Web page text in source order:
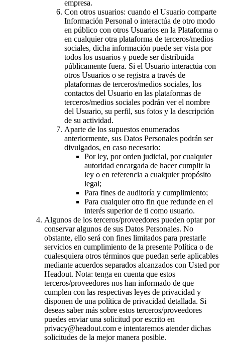
empresa.
Con otros usuarios: cuando el Usuario comparte
Información Personal o interactúa de otro modo
en público con otros Usuarios en la Plataforma o
en cualquier otra plataforma de terceros/medios
sociales, dicha información puede ser vista por
todos los usuarios y puede ser distribuida
públicamente fuera. Si el Usuario interactúa con
otros Usuarios o se registra a través de
plataformas de terceros/medios sociales, los
contactos del Usuario en las plataformas de
terceros/medios sociales podrán ver el nombre
del Usuario, su perfil, sus fotos y la descripción
de su actividad.
Aparte de los supuestos enumerados
anteriormente, sus Datos Personales podrán ser
divulgados, en caso necesario:
Por ley, por orden judicial, por cualquier
autoridad encargada de hacer cumplir la
ley o en referencia a cualquier propósito
legal;
Para fines de auditoría y cumplimiento;
Para cualquier otro fin que redunde en el
interés superior de ti como usuario.
Algunos de los terceros/proveedores pueden optar por
conservar algunos de sus Datos Personales. No
obstante, ello será con fines limitados para prestarle
servicios en cumplimiento de la presente Política o de
cualesquiera otros términos que puedan serle aplicables
mediante acuerdos separados alcanzados con Usted por
Headout. Nota: tenga en cuenta que estos
terceros/proveedores nos han informado de que
cumplen con las respectivas leyes de privacidad y
disponen de una política de privacidad detallada. Si
deseas saber más sobre estos terceros/proveedores
puedes enviar una solicitud por escrito en
privacy@headout.com e intentaremos atender dichas
solicitudes de la mejor manera posible.